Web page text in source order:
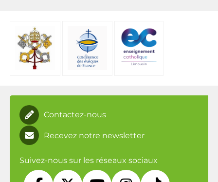
Contactez-nous
Recevez notre newsletter
Suivez-nous sur les réseaux sociaux